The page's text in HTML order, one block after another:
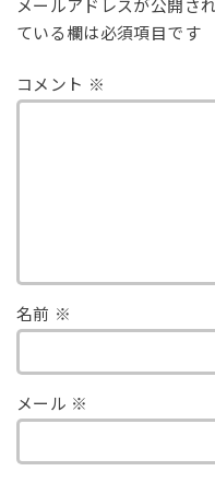
メールアドレスが公開さ
ている欄は必須項目です
コメント ※
名前 ※
メール ※